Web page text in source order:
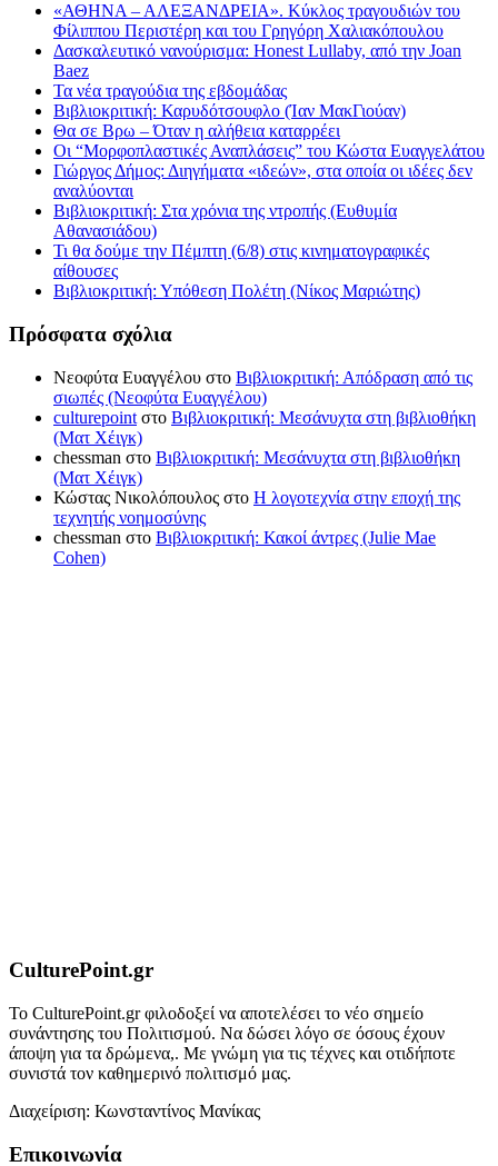
«ΑΘΗΝΑ – ΑΛΕΞΑΝΔΡΕΙΑ». Κύκλος τραγουδιών του
Φίλιππου Περιστέρη και του Γρηγόρη Χαλιακόπουλου
Δασκαλευτικό νανούρισμα: Honest Lullaby, από την Joan
Baez
Τα νέα τραγούδια της εβδομάδας
Βιβλιοκριτική: Καρυδότσουφλο (Ίαν ΜακΓιούαν)
Θα σε Βρω – Όταν η αλήθεια καταρρέει
Οι “Μορφοπλαστικές Αναπλάσεις” του Κώστα Ευαγγελάτου
Γιώργος Δήμος: Διηγήματα «ιδεών», στα οποία οι ιδέες δεν
αναλύονται
Βιβλιοκριτική: Στα χρόνια της ντροπής (Ευθυμία
Αθανασιάδου)
Τι θα δούμε την Πέμπτη (6/8) στις κινηματογραφικές
αίθουσες
Βιβλιοκριτική: Υπόθεση Πολέτη (Νίκος Μαριώτης)
Πρόσφατα σχόλια
Νεοφύτα Ευαγγέλου στο Βιβλιοκριτική: Απόδραση από τις
σιωπές (Νεοφύτα Ευαγγέλου)
culturepoint στο Βιβλιοκριτική: Μεσάνυχτα στη βιβλιοθήκη
(Ματ Χέιγκ)
chessman στο Βιβλιοκριτική: Μεσάνυχτα στη βιβλιοθήκη
(Ματ Χέιγκ)
Κώστας Νικολόπουλος στο Η λογοτεχνία στην εποχή της
τεχνητής νοημοσύνης
chessman στο Βιβλιοκριτική: Κακοί άντρες (Julie Mae
Cohen)
CulturePoint.gr
Το CulturePoint.gr φιλοδοξεί να αποτελέσει το νέο σημείο
συνάντησης του Πολιτισμού. Να δώσει λόγο σε όσους έχουν
άποψη για τα δρώμενα,. Με γνώμη για τις τέχνες και οτιδήποτε
συνιστά τον καθημερινό πολιτισμό μας.
Διαχείριση: Κωνσταντίνος Μανίκας
Επικοινωνία